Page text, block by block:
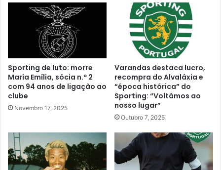
Sporting de luto: morre
Maria Emília, sócia n.º 2
com 94 anos de ligação ao
clube
Novembro 17, 2025
Varandas destaca lucro,
recompra do Alvaláxia e
“época histórica” do
Sporting: “Voltámos ao
nosso lugar”
Outubro 7, 2025